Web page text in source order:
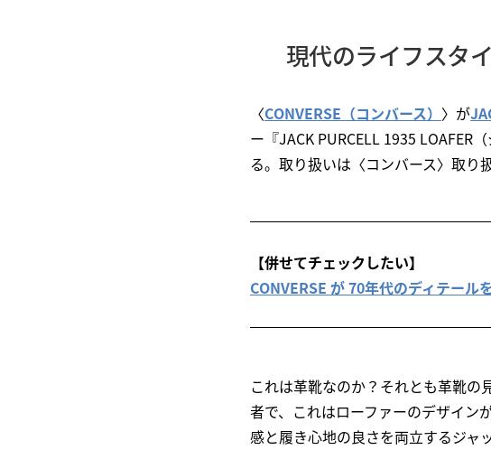
現代のライフスタ
〈CONVERSE（コンバース） 〉が
ー『JACK PURCELL 1935 LOAFER
る。取り扱いは〈コンバース〉取り
【併せてチェックしたい】
CONVERSE が 70年代のディテール
これは革靴なのか？それとも革靴の
者で、これはローファーのデザイン
感と履き心地の良さを両立するジャ